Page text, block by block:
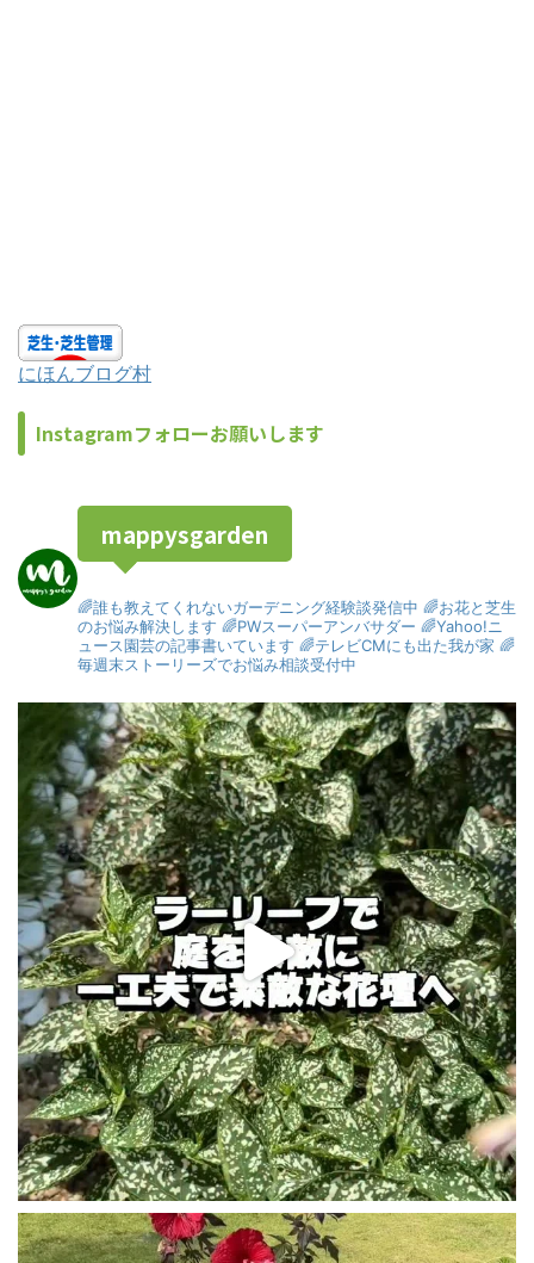
にほんブログ村
Instagramフォローお願いします
mappysgarden
🌈誰も教えてくれないガーデニング経験談発信中 🌈お花と芝生
のお悩み解決します 🌈PWスーパーアンバサダー 🌈Yahoo!ニ
ュース園芸の記事書いています 🌈テレビCMにも出た我が家 🌈
毎週末ストーリーズでお悩み相談受付中